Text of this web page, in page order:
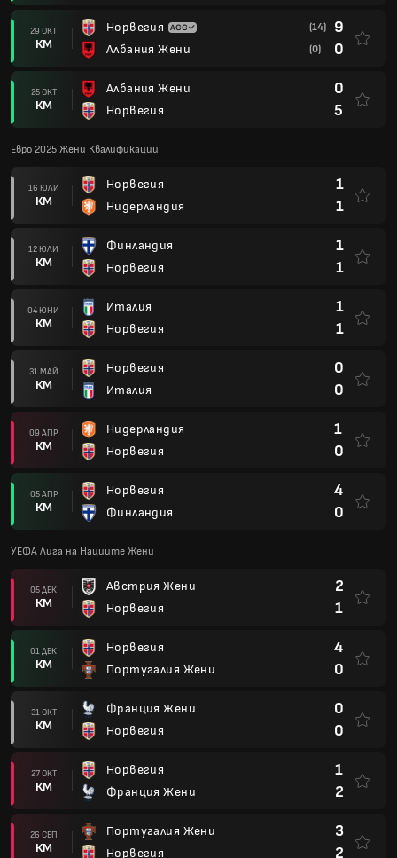
29 ОКТ
КМ
Норвегия
Албания Жени
(14) 9
(0) 0
25 ОКТ
КМ
Албания Жени
Норвегия
0
5
Евро 2025 Жени Квалификации
16 ЮЛИ
КМ
Норвегия
Нидерландия
1
1
12 ЮЛИ
КМ
Финландия
Норвегия
1
1
04 ЮНИ
КМ
Италия
Норвегия
1
1
31 МАЙ
КМ
Норвегия
Италия
0
0
09 АПР
КМ
Нидерландия
Норвегия
1
0
05 АПР
КМ
Норвегия
Финландия
4
0
УЕФА Лига на Нациите Жени
05 ДЕК
КМ
Австрия Жени
Норвегия
2
1
01 ДЕК
КМ
Норвегия
Португалия Жени
4
0
31 ОКТ
КМ
Франция Жени
Норвегия
0
0
27 ОКТ
КМ
Норвегия
Франция Жени
1
2
26 СЕП
КМ
Португалия Жени
Норвегия
3
2